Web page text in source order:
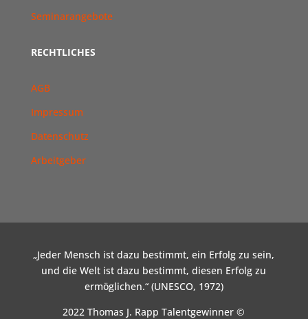
Seminarangebote
RECHTLICHES
AGB
Impressum
Datenschutz
Arbeitgeber
„Jeder Mensch ist dazu bestimmt, ein Erfolg zu sein,
und die Welt ist dazu bestimmt, diesen Erfolg zu
ermöglichen.“ (UNESCO, 1972)
2022 Thomas J. Rapp Talentgewinner ©